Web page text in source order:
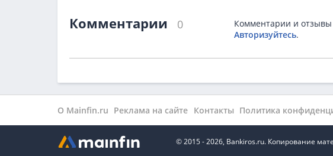
Комментарии 0
Комментарии и отзывы
Авторизуйтесь.
О Mainfin.ru Реклама на сайте Контакты Политика
© 2015 - 2026, Bankiros.ru. Копирование